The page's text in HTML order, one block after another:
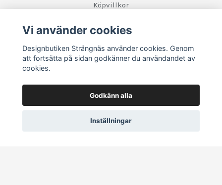
Köpvillkor
Sociala medier
Vi använder cookies
Designbutiken Strängnäs använder cookies. Genom
att fortsätta på sidan godkänner du användandet av
cookies.
Godkänn alla
Inställningar